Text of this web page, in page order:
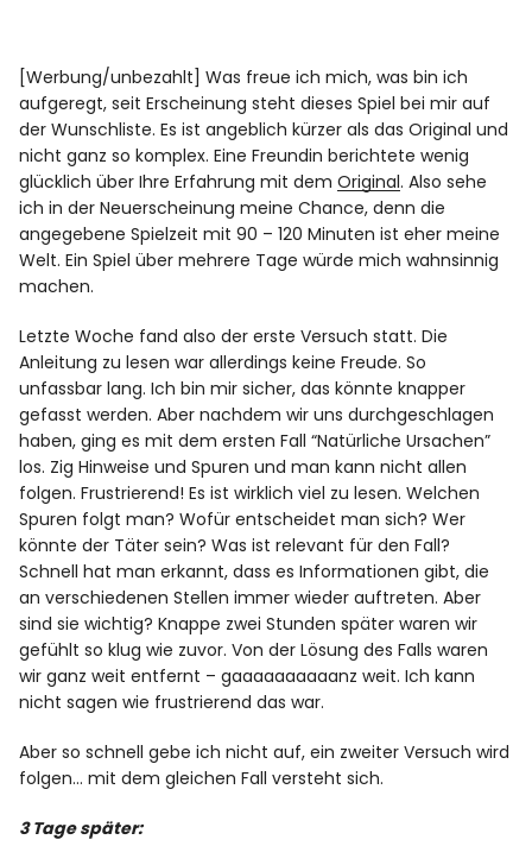
[Werbung/unbezahlt] Was freue ich mich, was bin ich
aufgeregt, seit Erscheinung steht dieses Spiel bei mir auf
der Wunschliste. Es ist angeblich kürzer als das Original und
nicht ganz so komplex. Eine Freundin berichtete wenig
glücklich über Ihre Erfahrung mit demOriginal. Also sehe
ich in der Neuerscheinung meine Chance, denn die
angegebene Spielzeit mit 90 – 120 Minuten ist eher meine
Welt. Ein Spiel über mehrere Tage würde mich wahnsinnig
machen.
Letzte Woche fand also der erste Versuch statt. Die
Anleitung zu lesen war allerdings keine Freude. So
unfassbar lang. Ich bin mir sicher, das könnte knapper
gefasst werden. Aber nachdem wir uns durchgeschlagen
haben, ging es mit dem ersten Fall “Natürliche Ursachen”
los. Zig Hinweise und Spuren und man kann nicht allen
folgen. Frustrierend! Es ist wirklich viel zu lesen. Welchen
Spuren folgt man? Wofür entscheidet man sich? Wer
könnte der Täter sein? Was ist relevant für den Fall?
Schnell hat man erkannt, dass es Informationen gibt, die
an verschiedenen Stellen immer wieder auftreten. Aber
sind sie wichtig? Knappe zwei Stunden später waren wir
gefühlt so klug wie zuvor. Von der Lösung des Falls waren
wir ganz weit entfernt – gaaaaaaaaaanz weit. Ich kann
nicht sagen wie frustrierend das war.
Aber so schnell gebe ich nicht auf, ein zweiter Versuch wird
folgen… mit dem gleichen Fall versteht sich.
3 Tage später: